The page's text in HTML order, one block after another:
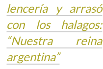
lencería y arrasó
con los halagos:
“Nuestra reina
argentina”